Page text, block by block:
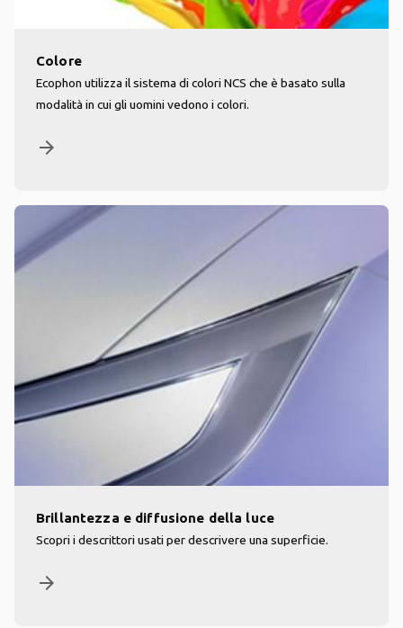
Colore
Ecophon utilizza il sistema di colori NCS che è basato sulla
modalità in cui gli uomini vedono i colori.
arrow_forward
Brillantezza e diffusione della luce
Scopri i descrittori usati per descrivere una superficie.
arrow_forward